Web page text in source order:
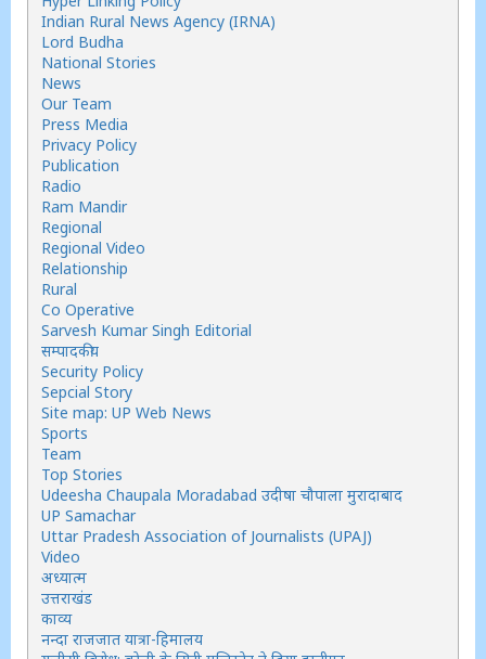
Indian Rural News Agency (IRNA)
Lord Budha
National Stories
News
Our Team
Press Media
Privacy Policy
Publication
Radio
Ram Mandir
Regional
Regional Video
Relationship
Rural
Co Operative
Sarvesh Kumar Singh Editorial
सम्पादकीय
Security Policy
Sepcial Story
Site map: UP Web News
Sports
Team
Top Stories
Udeesha Chaupala Moradabad उदीषा चौपाला मुरादाबाद
UP Samachar
Uttar Pradesh Association of Journalists (UPAJ)
Video
अध्यात्म
उत्तराखंड
काव्य
नन्दा राजजात यात्रा-हिमालय